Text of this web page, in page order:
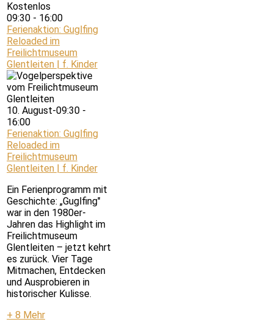
Kostenlos
09:30 - 16:00
Ferienaktion: Guglfing
Reloaded im
Freilichtmuseum
Glentleiten | f. Kinder
10. August-09:30 -
16:00
Ferienaktion: Guglfing
Reloaded im
Freilichtmuseum
Glentleiten | f. Kinder
Ein Ferienprogramm mit
Geschichte: „Guglfing"
war in den 1980er-
Jahren das Highlight im
Freilichtmuseum
Glentleiten – jetzt kehrt
es zurück. Vier Tage
Mitmachen, Entdecken
und Ausprobieren in
historischer Kulisse.
+ 8 Mehr